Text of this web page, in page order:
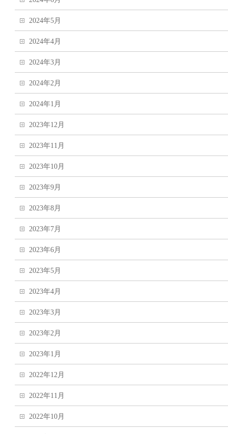
2024年5月
2024年4月
2024年3月
2024年2月
2024年1月
2023年12月
2023年11月
2023年10月
2023年9月
2023年8月
2023年7月
2023年6月
2023年5月
2023年4月
2023年3月
2023年2月
2023年1月
2022年12月
2022年11月
2022年10月